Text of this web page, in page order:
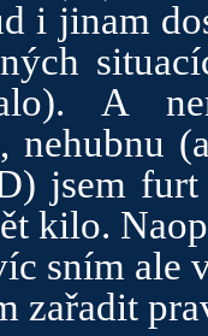
i jinam
A
nehubnu
jsem furt
kilo.
sním ale
zařadit